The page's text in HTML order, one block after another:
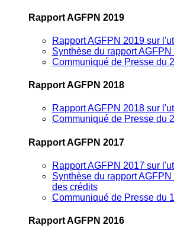
Rapport AGFPN 2019
Rapport AGFPN 2019 sur
Synthèse du rapport AGFPN
Communiqué de Presse du
Rapport AGFPN 2018
Rapport AGFPN 2018 sur
Communiqué de Presse du
Rapport AGFPN 2017
Rapport AGFPN 2017 sur
Synthèse du rapport
des crédits
Communiqué de Presse du
Rapport AGFPN 2016